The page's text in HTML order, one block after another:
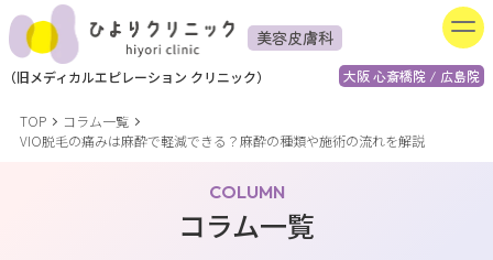
美容皮膚科
大阪 心斎橋院 / 広島院
（旧メディカルエピレーション クリニック）
TOP
コラム一覧
VIO脱毛の痛みは麻酔で軽減できる？麻酔の種類や施術の流れを解説
COLUMN
コラム一覧